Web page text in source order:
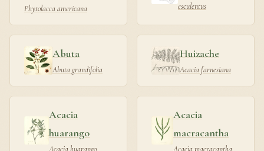
Phytolacca americana
esculentus
Abuta
Abuta grandifolia
Huizache
Acacia farnesiana
Acacia
huarango
Acacia huarango
Acacia
macracantha
Acacia macracantha